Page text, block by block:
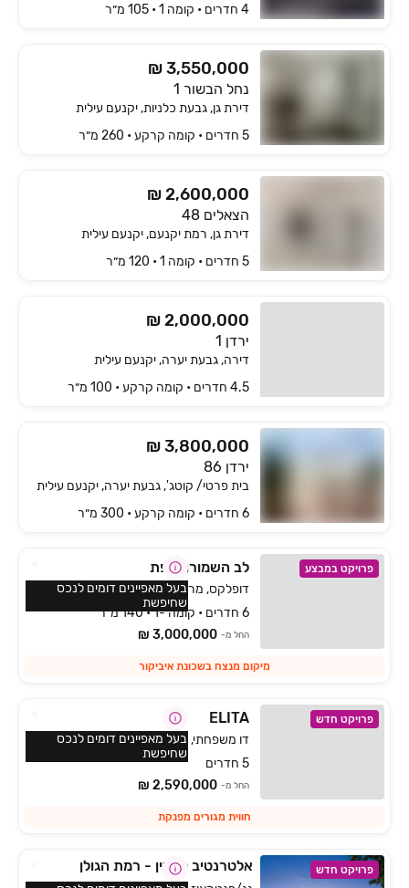
4 חדרים • קומה ‎1‏ • 105 מ״ר
₪ 3,550,000
נחל הבשור 1
דירת גן, גבעת כלניות, יקנעם עילית
5 חדרים • קומה ‎קרקע‏ • 260 מ״ר
₪ 2,600,000
הצאלים 48
דירת גן, רמת יקנעם, יקנעם עילית
5 חדרים • קומה ‎1‏ • 120 מ״ר
₪ 2,000,000
ירדן 1
דירה, גבעת יערה, יקנעם עילית
4.5 חדרים • קומה ‎קרקע‏ • 100 מ״ר
₪ 3,800,000
ירדן 86
בית פרטי/ קוטג', גבעת יערה, יקנעם עילית
6 חדרים • קומה ‎קרקע‏ • 300 מ״ר
פרויקט במבצע לב השמורה צפת
דופלקס, מרום כנען איביקור, צפת
6 חדרים • קומה -1 • 140 מ״ר
החל מ- 3,000,000 ₪
מיקום מנצח בשכונת איביקור
בעל מאפיינים דומים לנכס
שחיפשת
פרויקט חדש ELITA
דו משפחתי, הפרחים, כפר ורדים
5 חדרים
החל מ- 2,590,000 ₪
חווית מגורים מפנקת
בעל מאפיינים דומים לנכס
שחיפשת
פרויקט חדש אלטרנטיב קצרין - רמת הגולן